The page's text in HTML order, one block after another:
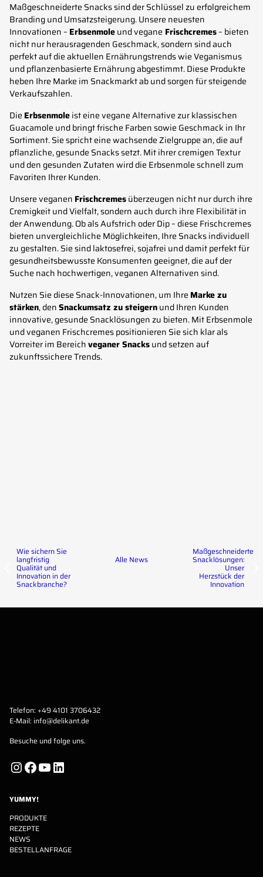
Maßgeschneiderte Snacks sind der Schlüssel zu erfolgreichem
Branding und Umsatzsteigerung. Unsere neuesten
Innovationen – Erbsenmoleund vegane Frischcremes– bieten
nicht nur herausragenden Geschmack, sondern sind auch
perfekt auf die aktuellen Ernährungstrends wie Veganismus
und pflanzenbasierte Ernährung abgestimmt. Diese Produkte
heben Ihre Marke im Snackmarkt ab und sorgen für steigende
Verkaufszahlen.
Die Erbsenmoleist eine vegane Alternative zur klassischen
Guacamole und bringt frische Farben sowie Geschmack in Ihr
Sortiment. Sie spricht eine wachsende Zielgruppe an, die auf
pflanzliche, gesunde Snacks setzt. Mit ihrer cremigen Textur
und den gesunden Zutaten wird die Erbsenmole schnell zum
Favoriten Ihrer Kunden.
Unsere veganen Frischcremesüberzeugen nicht nur durch ihre
Cremigkeit und Vielfalt, sondern auch durch ihre Flexibilität in
der Anwendung. Ob als Aufstrich oder Dip – diese Frischcremes
bieten unvergleichliche Möglichkeiten, Ihre Snacks individuell
zu gestalten. Sie sind laktosefrei, sojafrei und damit perfekt für
gesundheitsbewusste Konsumenten geeignet, die auf der
Suche nach hochwertigen, veganen Alternativen sind.
Nutzen Sie diese Snack-Innovationen, um Ihre Marke zu
stärken, denSnackumsatz zu steigernund Ihren Kunden
innovative, gesunde Snacklösungen zu bieten. Mit Erbsenmole
und veganen Frischcremes positionieren Sie sich klar als
Vorreiter im Bereichveganer Snacksund setzen auf
zukunftssichere Trends.
Wie sichern Sie
langfristig
Qualität und
Innovation in der
Snackbranche?
Alle News
Maßgeschneiderte
Snacklösungen:
Unser
Herzstück der
Innovation
Telefon: +49 4101 3706432
E-Mail: info@delikant.de
Besuche und folge uns.
InstagramFacebook YouTube LinkedIn
YUMMY!
PRODUKTE
REZEPTE
NEWS
BESTELLANFRAGE